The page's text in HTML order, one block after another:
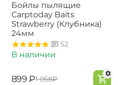
Бойлы пылящие
Carptoday Baits
Strawberry (Клубника)
24мм
52
В наличии
‍899‍ ₽‍1 058‍₽